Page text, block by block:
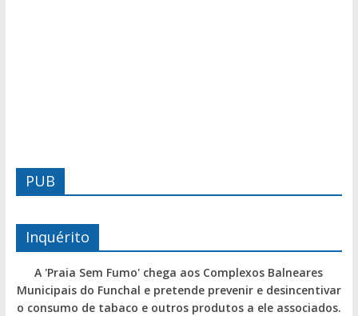
PUB
Inquérito
A 'Praia Sem Fumo' chega aos Complexos Balneares
Municipais do Funchal e pretende prevenir e desincentivar
o consumo de tabaco e outros produtos a ele associados.